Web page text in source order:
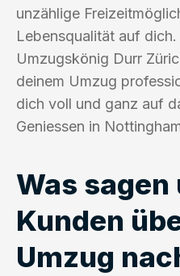
unzählige
Lebensqualität auf
Umzugskönig Durr
deinem Umzug
dich voll und ganz auf
Geniessen in
Was sagen
Kunden
Umzug